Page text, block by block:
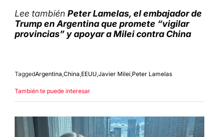
Lee también Peter Lamelas, el embajador de
Trump en Argentina que promete “vigilar
provincias” y apoyar a Milei contra China
TaggedArgentina China EEUU Javier Milei Peter Lamelas
También te puede interesar